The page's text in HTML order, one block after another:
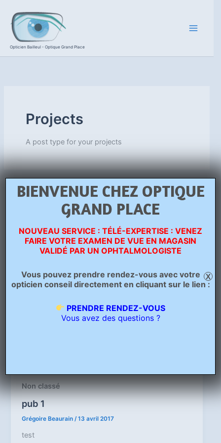
contenu
Opticien Bailleul - Optique Grand Place
Projects
A post type for your projects
Non classé
pub 1
Grégoire Beaurain/13 avril 2017
test
BIENVENUE CHEZ OPTIQUE
GRAND PLACE
NOUVEAU SERVICE : TÉLÉ-EXPERTISE : VENEZ
FAIRE VOTRE EXAMEN DE VUE EN MAGASIN
VALIDÉ PAR UN OPHTALMOLOGISTE
Vous pouvez prendre rendez-vous avec votre
opticien conseil directement en cliquant sur le lien :
PRENDRE RENDEZ-VOUS
Vous avez des questions ?
X